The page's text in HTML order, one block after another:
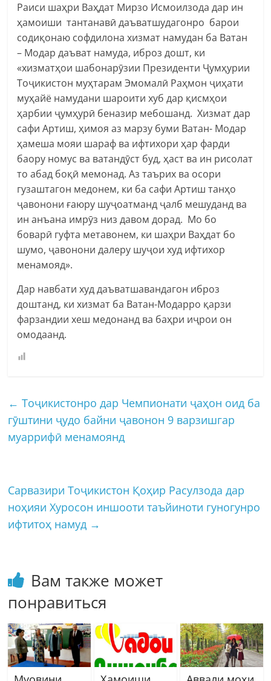
Раиси шаҳри Ваҳдат Мирзо Исмоилзода дар ин
ҳамоиши тантанавӣ даъватшудагонро барои
содиқонаю софдилона хизмат намудан ба Ватан
– Модар даъват намуда, иброз дошт, ки
«хизматҳои шабонарӯзии Президенти Ҷумҳурии
Тоҷикистон муҳтарам Эмомалӣ Раҳмон ҷиҳати
муҳайё намудани шароити хуб дар қисмҳои
ҳарбии ҷумҳурӣ беназир мебошанд. Хизмат дар
сафи Артиш, ҳимоя аз марзу буми Ватан- Модар
ҳамеша мояи шараф ва ифтихори ҳар фарди
баору номус ва ватандӯст буд, ҳаст ва ин рисолат
то абад боқӣ мемонад. Аз таърих ва осори
гузаштагон медонем, ки ба сафи Артиш танҳо
ҷавонони ғаюру шуҷоатманд ҷалб мешуданд ва
ин анъана имрӯз низ давом дорад. Мо бо
боварӣ гуфта метавонем, ки шаҳри Ваҳдат бо
шумо, ҷавонони далеру шуҷои худ ифтихор
менамояд».
Дар навбати худ даъватшавандагон иброз
доштанд, ки хизмат ба Ватан-Модарро қарзи
фарзандии хеш медонанд ва баҳри иҷрои он
омодаанд.
← Тоҷикистонро дар Чемпионати ҷаҳон оид ба
гӯштини ҷудо байни ҷавонон 9 варзишгар
муаррифӣ менамоянд
Сарвазири Тоҷикистон Қоҳир Расулзода дар
ноҳияи Хуросон иншооти таъйиноти гуногунро
ифтитоҳ намуд →
Вам также может
понравиться